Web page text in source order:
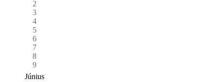
2
3
4
5
6
7
8
9
Június